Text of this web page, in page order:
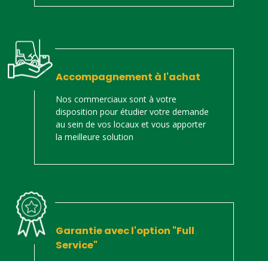
Accompagnement à l'achat
Nos commerciaux sont à votre
disposition pour étudier votre demande
au sein de vos locaux et vous apporter
la meilleure solution
Garantie avec l'option "Full
Service"